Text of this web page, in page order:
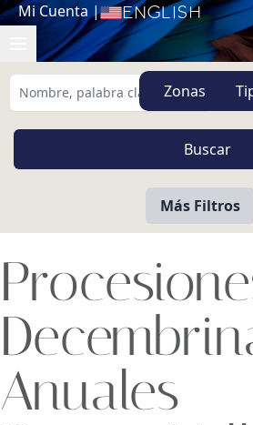
Mi Cuenta | English
Zonas
Más Filtros